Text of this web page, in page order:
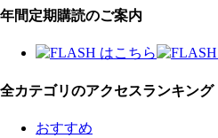
年間定期購読のご案内
全カテゴリのアクセスランキング
おすすめ